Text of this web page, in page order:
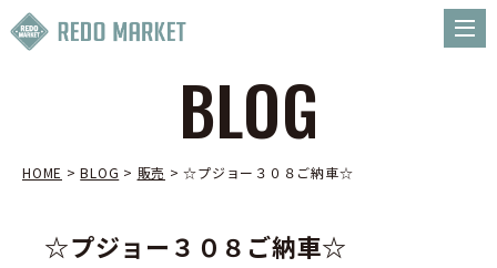
BLOG
HOME >BLOG > 販売 >☆プジョー３０８ご納車☆
☆プジョー３０８ご納車☆